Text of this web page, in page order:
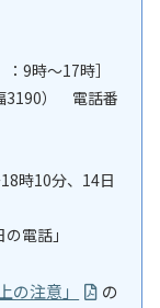
9時～17時］
3190） 電話番
時10分、14日
電話」
の注意」
の